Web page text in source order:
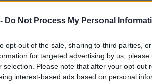
Do Not Process My Personal
opt-out of the sale, sharing to third parties,
for targeted advertising by us,
selection. Please note that after your opt-out
interest-based ads based on personal
Cuneo (1331)
Diano d'Alba (98)
Dogliani (104)